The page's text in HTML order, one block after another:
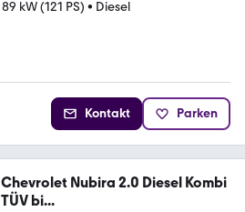
89 kW (121 PS) • Diesel
Kontakt Parken
Chevrolet Nubira 2.0 Diesel Kombi
TÜV bi...